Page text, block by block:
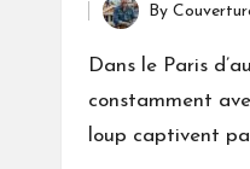
Posted
By
Dans le Paris
constamment
loup captivent